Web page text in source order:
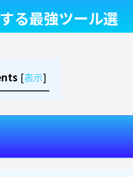
る最強ツール選
[表示]